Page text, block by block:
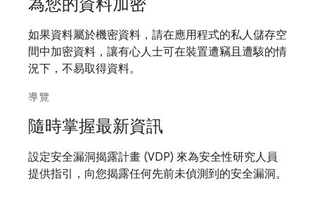
為您的資料加密
如果資料屬於機密資料，請在應用程式的私人儲存空
間中加密資料，讓有心人士可在裝置遭竊且遭駭的情
況下，不易取得資料。
導覽
隨時掌握最新資訊
設定安全漏洞揭露計畫 (VDP) 來為安全性研究人員
提供指引，向您揭露任何先前未偵測到的安全漏洞。